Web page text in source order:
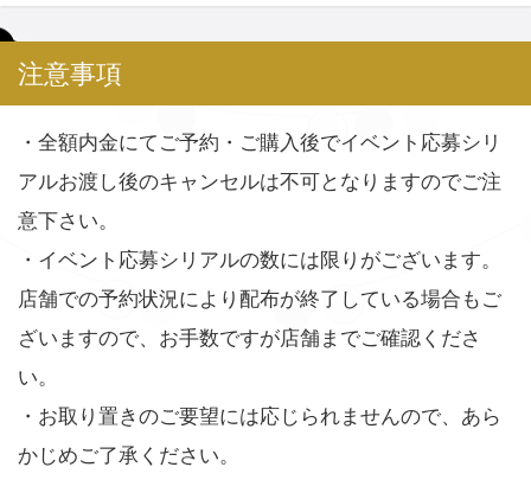
注意事項
・全額内金にてご予約・ご購入後でイベント応募シリ
アルお渡し後のキャンセルは不可となりますのでご注
意下さい。
・イベント応募シリアルの数には限りがございます。
店舗での予約状況により配布が終了している場合もご
ざいますので、お手数ですが店舗までご確認くださ
い。
・お取り置きのご要望には応じられませんので、あら
かじめご了承ください。